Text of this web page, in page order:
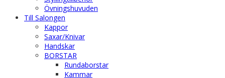
Övningshuvuden
Till Salongen
Kappor
Saxar/Knivar
Handskar
BORSTAR
Rundaborstar
Kammar